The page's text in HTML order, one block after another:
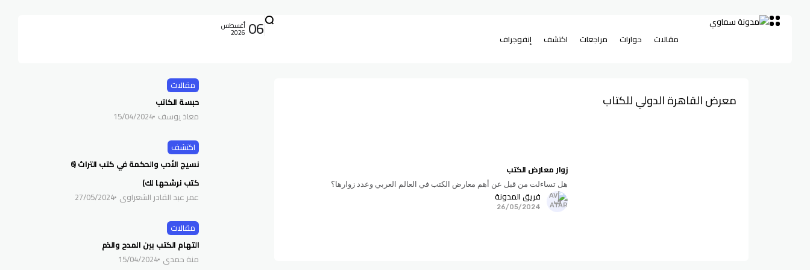
مقالات حوارات مراجعات اكتشف إنفوجراف 06 أغسطس
2026
معرض القاهرة الدولي للكتاب
زوار معارض الكتب
هل تساءلت من قبل عن أهم معارض الكتب في العالم العربي وعدد زوارها؟
فريق المدونة
26/05/2024
مقالات
حبسة الكاتب
معاذ يوسف 15/04/2024
اكتشف
نسيج الأدب والحكمة في كتب التراث (6
كتب نرشحها لك)
عمر عبد القادر الشعراوي 27/05/2024
مقالات
التهام الكتب بين المدح والذم
منة حمدي 15/04/2024